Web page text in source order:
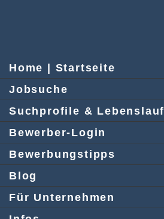
Home | Startseite
Jobsuche
Suchprofile & Lebenslauf
Bewerber-Login
Bewerbungstipps
Blog
Für Unternehmen